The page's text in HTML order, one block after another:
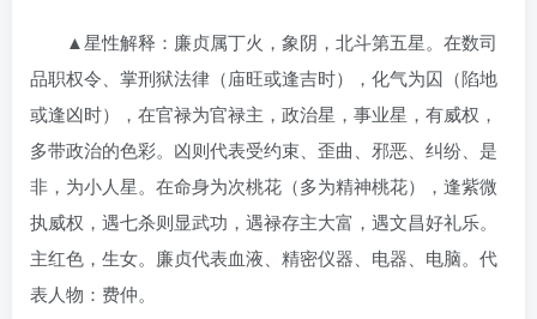
▲星性解释：廉贞属丁火，象阴，北斗第五星。在数司
品职权令、掌刑狱法律（庙旺或逢吉时），化气为囚（陷地
或逢凶时），在官禄为官禄主，政治星，事业星，有威权，
多带政治的色彩。凶则代表受约束、歪曲、邪恶、纠纷、是
非，为小人星。在命身为次桃花（多为精神桃花），逢紫微
执威权，遇七杀则显武功，遇禄存主大富，遇文昌好礼乐。
主红色，生女。廉贞代表血液、精密仪器、电器、电脑。代
表人物：费仲。